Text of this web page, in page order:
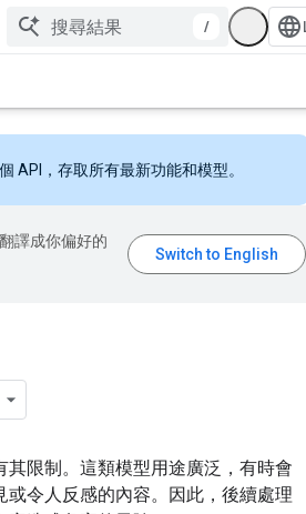
/
API，存取所有最新功能和模型。
譯成你偏好的
限制。這類模型用途廣泛，有時會
令人反感的內容。因此，後續處理